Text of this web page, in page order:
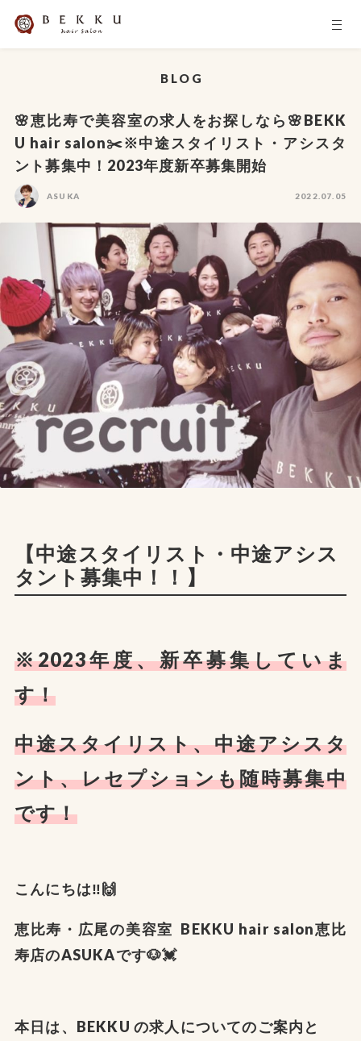
BLOG
🌸恵比寿で美容室の求人をお探しなら🌸BEKK
U hair salon✂️※中途スタイリスト・アシスタ
ント募集中！2023年度新卒募集開始
ASUKA 2022.07.05
【中途スタイリスト・中途アシス
タント募集中！！】
※2023年度、新卒募集していま
す！
中途スタイリスト、中途アシスタ
ント、レセプションも随時募集中
です！
こんにちは‼️🙌
恵比寿・広尾の美容室 BEKKU hair salon恵比
寿店のASUKAです🐶💓
本日は、BEKKU の求人についてのご案内と